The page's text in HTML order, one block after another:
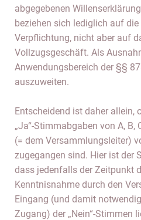
abgegebenen
beziehen sich lediglich auf
Verpflichtung, nicht aber auf
Vollzugsgeschäft. Als
Anwendungsbereich der §§
auszuweiten.
Entscheidend ist daher allein,
„Ja“-Stimmabgaben von A, B,
(= dem Versammlungsleiter)
zugegangen sind. Hier ist der
dass jedenfalls der Zeitpunkt
Kenntnisnahme durch den
Eingang (und damit
Zugang) der „Nein“-Stimmen